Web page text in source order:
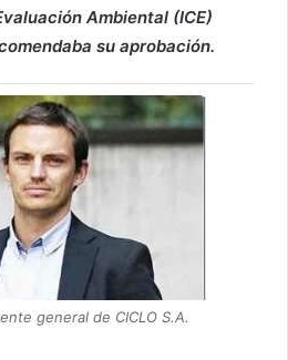
Ambiental (ICE)
su aprobación.
general de CICLO S.A.